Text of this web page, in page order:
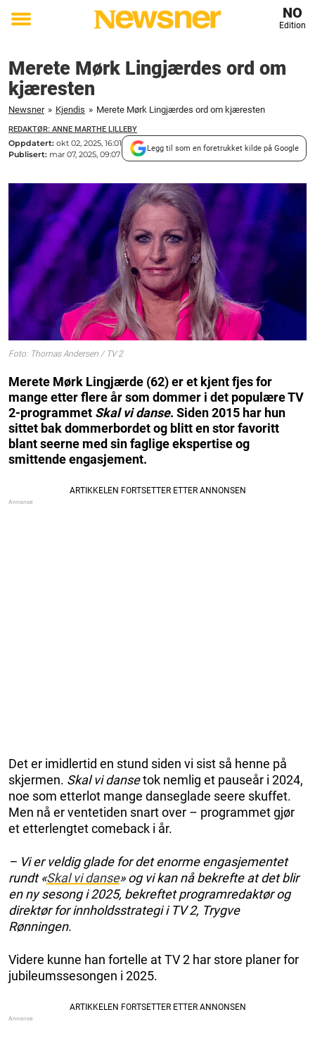
Toggle
NO
Edition
Merete Mørk Lingjærdes ord om
kjæresten
Newsner » Kjendis » Merete Mørk Lingjærdes ord om kjæresten
REDAKTØR: ANNE MARTHE LILLEBY
Oppdatert: okt 02, 2025, 16:01
Publisert: mar 07, 2025, 09:07
Legg til som en foretrukket kilde på Google
Foto: Thomas Andersen / TV 2
Merete Mørk Lingjærde (62) er et kjent fjes for
mange etter flere år som dommer i det populære TV
2-programmet Skal vi danse. Siden 2015 har hun
sittet bak dommerbordet og blitt en stor favoritt
blant seerne med sin faglige ekspertise og
smittende engasjement.
Det er imidlertid en stund siden vi sist så henne på
skjermen. Skal vi dansetok nemlig et pauseår i 2024,
noe som etterlot mange danseglade seere skuffet.
Men nå er ventetiden snart over – programmet gjør
et etterlengtet comeback i år.
– Vi er veldig glade for det enorme engasjementet
rundt «Skal vi danse» og vi kan nå bekrefte at det blir
en ny sesong i 2025, bekreftet programredaktør og
direktør for innholdsstrategi i TV 2, Trygve
Rønningen.
Videre kunne han fortelle at TV 2 har store planer for
jubileumssesongen i 2025.